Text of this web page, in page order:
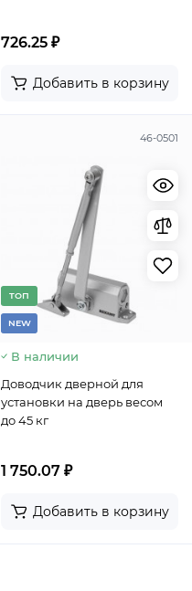
726.25 ₽
Добавить в корзину
46-0501
TОП
NEW
В наличии
Доводчик дверной для
установки на дверь весом
до 45 кг
1 750.07 ₽
Добавить в корзину